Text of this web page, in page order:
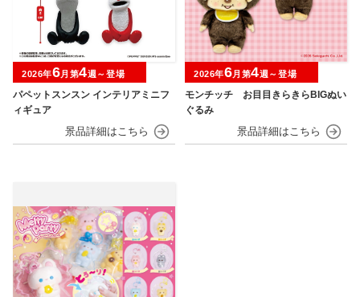
パペットスンスン インテリアミニフ
ィギュア
2026年6月第4週～登場
モンチッチ お目目きらきらBIGぬい
ぐるみ
2026年6月第4週～登場